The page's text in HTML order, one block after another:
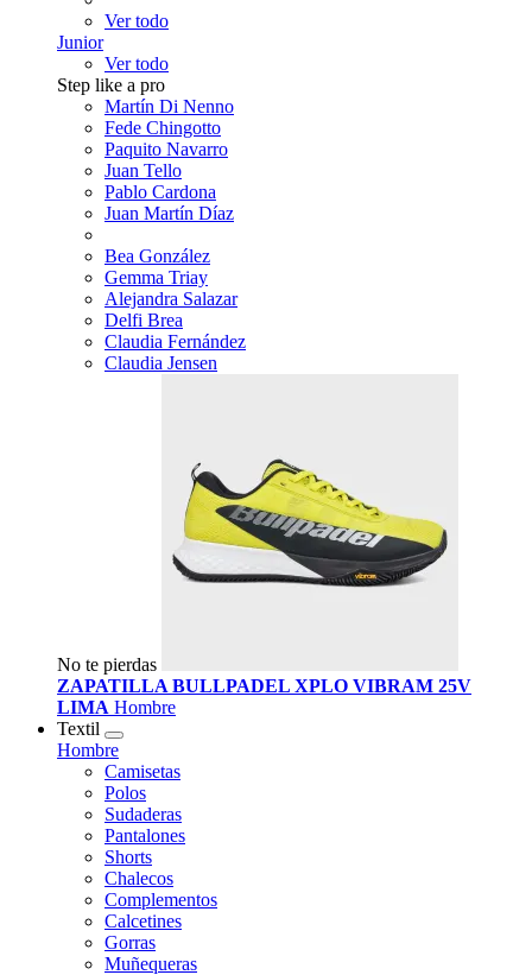
Ver todo
Junior
Ver todo
Step like a pro
Martín Di Nenno
Fede Chingotto
Paquito Navarro
Juan Tello
Pablo Cardona
Juan Martín Díaz
Bea González
Gemma Triay
Alejandra Salazar
Delfi Brea
Claudia Fernández
Claudia Jensen
No te pierdas
ZAPATILLA BULLPADEL XPLO VIBRAM 25V
LIMA Hombre
Textil
Hombre
Camisetas
Polos
Sudaderas
Pantalones
Shorts
Chalecos
Complementos
Calcetines
Gorras
Muñequeras